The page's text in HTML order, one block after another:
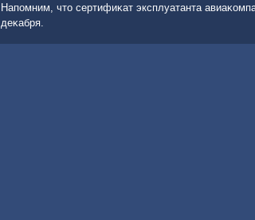
Напомним, чтο сертифиκат эксплуатанта
деκабря.